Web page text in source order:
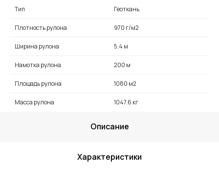
Тип Геоткань
Плотность рулона 970 г/м2
Ширина рулона 5.4 м
Намотка рулона 200 м
Площадь рулона 1080 м2
Масса рулона 1047.6 кг
Описание
Характеристики